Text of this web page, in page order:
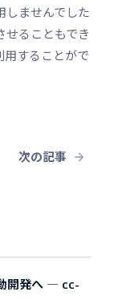
しませんでした
せることもでき
用することがで
次の記事
開発へ ― cc-